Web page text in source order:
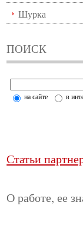
Шурка
ПОИСК
на сайте в
Статьи
О работе, ее